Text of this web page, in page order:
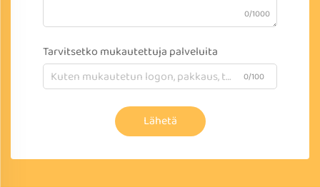
0/1000
Tarvitsetko mukautettuja palveluita
0/100
Lähetä